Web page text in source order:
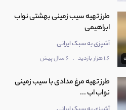
طرز تهیه سیب زمینی بهشتی نواب
ابراهیمی
آشپزی به سبک ایرانی
1.6 هزار بازدید . 6 سال پیش
طرز تهیه مرغ مدادی با سیب زمینی
نواب اب ...